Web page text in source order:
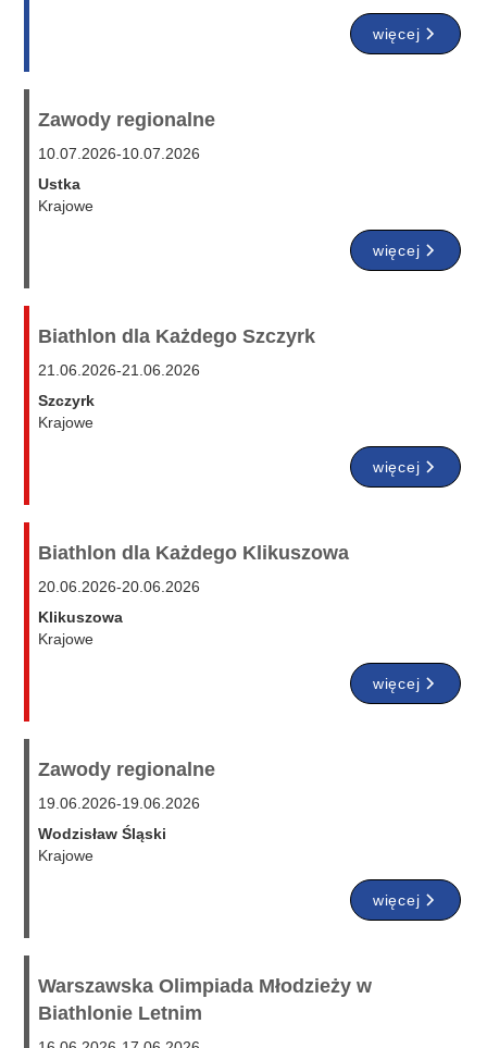
więcej
Zawody regionalne
10.07.2026-10.07.2026
Ustka
Krajowe
więcej
Biathlon dla Każdego Szczyrk
21.06.2026-21.06.2026
Szczyrk
Krajowe
więcej
Biathlon dla Każdego Klikuszowa
20.06.2026-20.06.2026
Klikuszowa
Krajowe
więcej
Zawody regionalne
19.06.2026-19.06.2026
Wodzisław Śląski
Krajowe
więcej
Warszawska Olimpiada Młodzieży w
Biathlonie Letnim